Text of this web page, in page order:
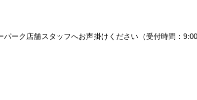
ーク店舗スタッフへお声掛けください（受付時間：